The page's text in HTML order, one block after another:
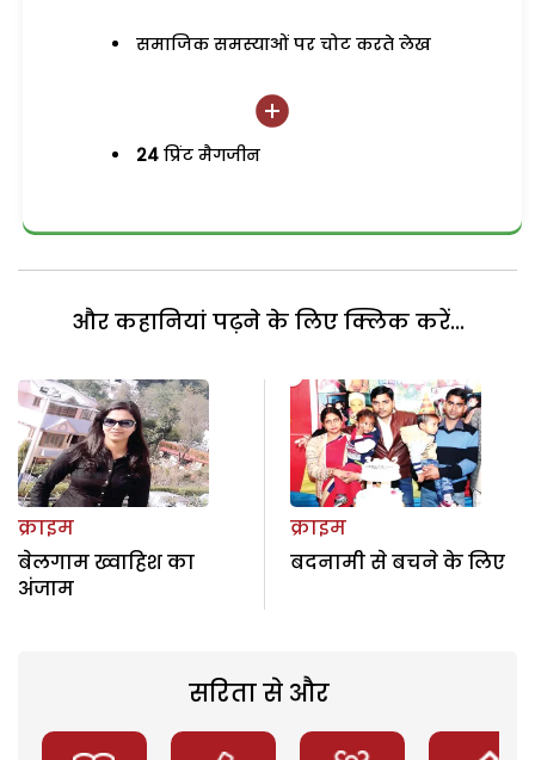
समाजिक समस्याओं पर चोट करते लेख
24 प्रिंट मैगजीन
और कहानियां पढ़ने के लिए क्लिक करें...
क्राइम
बेलगाम ख्वाहिश का
अंजाम
क्राइम
बदनामी से बचने के लिए
सरिता से और